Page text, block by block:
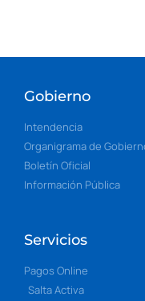
Gobierno
Intendencia
Organigrama de
Boletín Oficial
Información Pública
Servicios
Pagos Online
Salta Activa